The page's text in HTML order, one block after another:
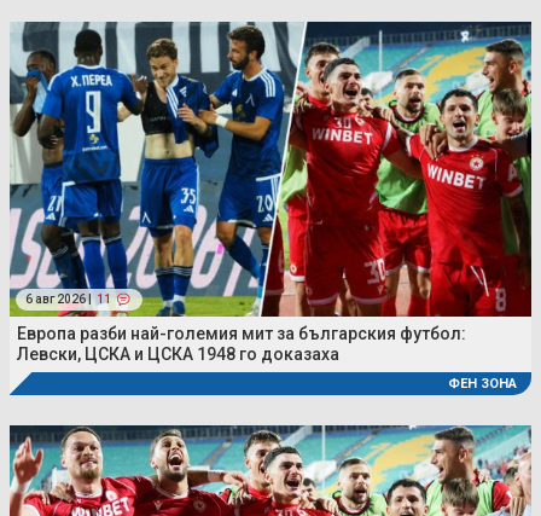
6 авг 2026 | 11
Европа разби най-големия мит за българския футбол:
Левски, ЦСКА и ЦСКА 1948 го доказаха
ФЕН ЗОНА